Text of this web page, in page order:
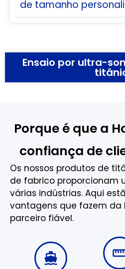
de tamanho
Ensaio por ultra-
Porque é que a
confiança de
Os nossos produtos de
de fabrico proporcionam
várias indústrias. Aqui
vantagens que fazem da
parceiro fiável.